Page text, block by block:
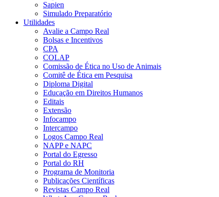
Sapien
Simulado Preparatório
Utilidades
Avalie a Campo Real
Bolsas e Incentivos
CPA
COLAP
Comissão de Ética no Uso de Animais
Comitê de Ética em Pesquisa
Diploma Digital
Educação em Direitos Humanos
Editais
Extensão
Infocampo
Intercampo
Logos Campo Real
NAPP e NAPC
Portal do Egresso
Portal do RH
Programa de Monitoria
Publicações Científicas
Revistas Campo Real